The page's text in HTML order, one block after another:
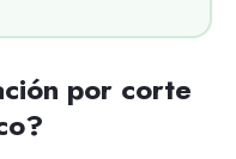
por corte